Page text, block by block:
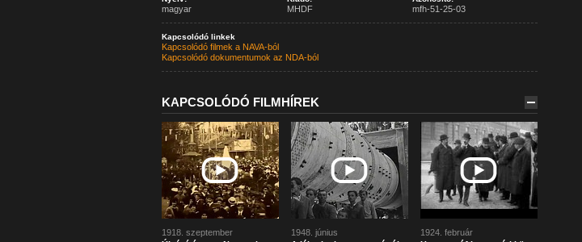
magyar MHDF mfh-51-25-03
Kapcsolódó linkek
Kapcsolódó filmek a NAVA-ból
Kapcsolódó dokumentumok az NDA-ból
KAPCSOLÓDÓ FILMHÍREK
1918. szeptember
1948. június
1924. február